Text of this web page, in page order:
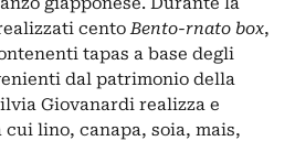
centoBento-rnato box,
tapas a base degli
dal patrimonio della
Giovanardi realizza e
lino, canapa, soia, mais,